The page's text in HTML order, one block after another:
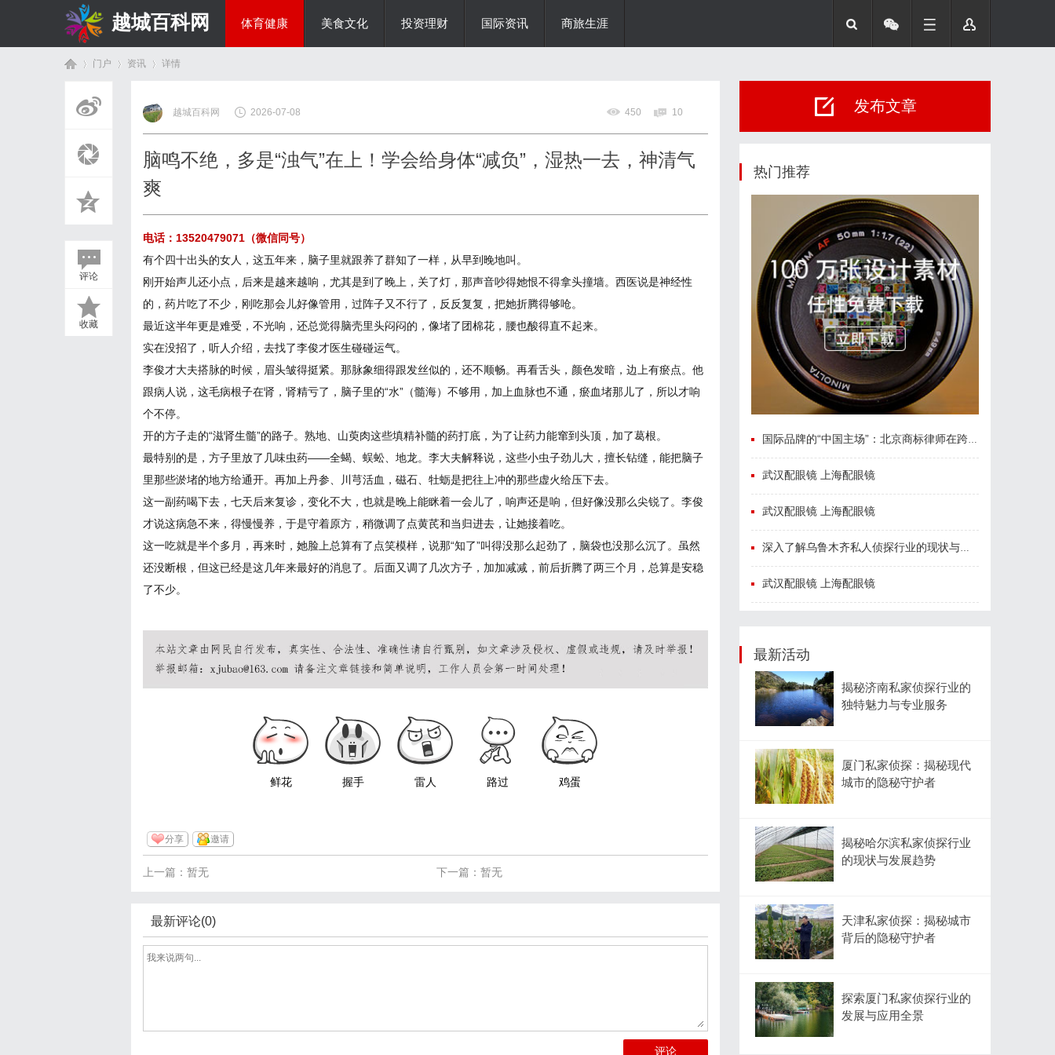
越城百科网 体育健康 美食文化 投资理财 国际资讯 商旅生涯
门户 资讯
›
详情
评论
收藏
越城百科网 2026-07-08 450 10
脑鸣不绝，多是“浊气”在上！学会给身体“减负”，湿热一去，神清气
爽
电话：13520479071（微信同号）
有个四十出头的女人，这五年来，脑子里就跟养了群知了一样，从早到晚地叫。
刚开始声儿还小点，后来是越来越响，尤其是到了晚上，关了灯，那声音吵得她恨不得拿头撞墙。西医说是神经性
的，药片吃了不少，刚吃那会儿好像管用，过阵子又不行了，反反复复，把她折腾得够呛。
最近这半年更是难受，不光响，还总觉得脑壳里头闷闷的，像堵了团棉花，腰也酸得直不起来。
实在没招了，听人介绍，去找了李俊才医生碰碰运气。
李俊才大夫搭脉的时候，眉头皱得挺紧。那脉象细得跟发丝似的，还不顺畅。再看舌头，颜色发暗，边上有瘀点。他
跟病人说，这毛病根子在肾，肾精亏了，脑子里的“水”（髓海）不够用，加上血脉也不通，瘀血堵那儿了，所以才响
个不停。
开的方子走的“滋肾生髓”的路子。熟地、山萸肉这些填精补髓的药打底，为了让药力能窜到头顶，加了葛根。
最特别的是，方子里放了几味虫药——全蝎、蜈蚣、地龙。李大夫解释说，这些小虫子劲儿大，擅长钻缝，能把脑子
里那些淤堵的地方给通开。再加上丹参、川芎活血，磁石、牡蛎是把往上冲的那些虚火给压下去。
这一副药喝下去，七天后来复诊，变化不大，也就是晚上能眯着一会儿了，响声还是响，但好像没那么尖锐了。李俊
才说这病急不来，得慢慢养，于是守着原方，稍微调了点黄芪和当归进去，让她接着吃。
这一吃就是半个多月，再来时，她脸上总算有了点笑模样，说那“知了”叫得没那么起劲了，脑袋也没那么沉了。虽然
还没断根，但这已经是这几年来最好的消息了。后面又调了几次方子，加加减减，前后折腾了两三个月，总算是安稳
了不少。
鲜花 握手 雷人 路过 鸡蛋
分享 邀请
下一篇：暂无
上一篇：暂无
最新评论(0)
评论
发布文章
热门推荐
国际品牌的“中国主场”：北京商标律师在跨境维权中的战略支点
武汉配眼镜 上海配眼镜
武汉配眼镜 上海配眼镜
深入了解乌鲁木齐私人侦探行业的现状与发展趋势
武汉配眼镜 上海配眼镜
最新活动
揭秘济南私家侦探行业的
独特魅力与专业服务
厦门私家侦探：揭秘现代
城市的隐秘守护者
揭秘哈尔滨私家侦探行业
的现状与发展趋势
天津私家侦探：揭秘城市
背后的隐秘守护者
探索厦门私家侦探行业的
发展与应用全景